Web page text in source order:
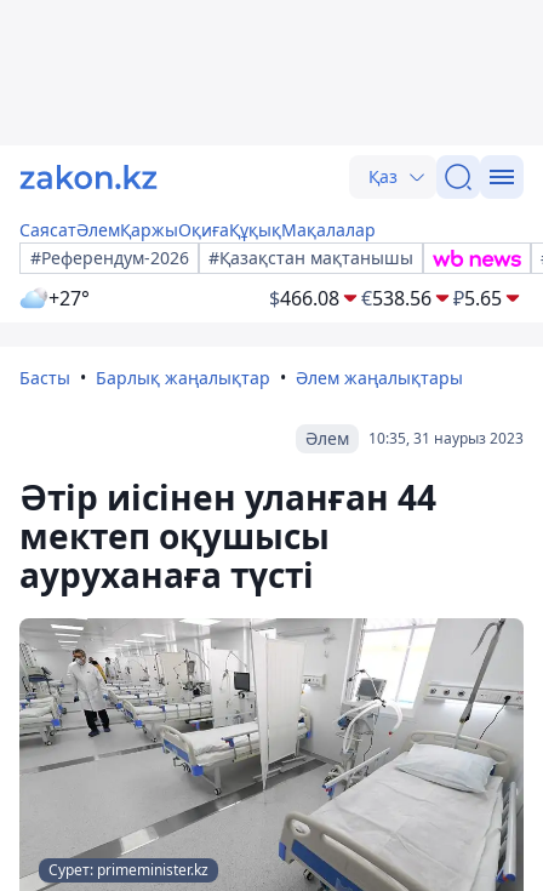
Қаз
СаясатӘлемҚаржыОқиғаҚұқықМақалалар
#Референдум-2026
#Қазақстан мақтанышы
+27° $466.08 €538.56 ₽5.65
Басты Барлық жаңалықтар Әлем жаңалықтары
10:35, 31 наурыз 2023
Әлем
Әтір иісінен уланған 44
мектеп оқушысы
ауруханаға түсті
Сурет: primeminister.kz